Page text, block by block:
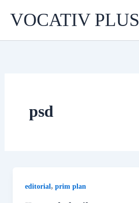
VOCATIV PLUS
psd
editorial, prim plan